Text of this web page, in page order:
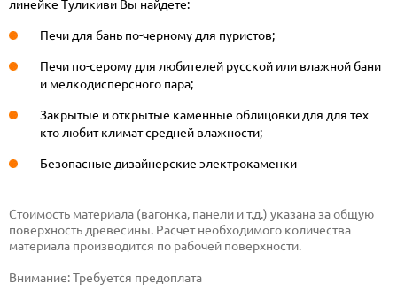
линейке Туликиви Вы найдете:
Печи для бань по-черному для пуристов;
Печи по-серому для любителей русской или влажной бани
и мелкодисперсного пара;
Закрытые и открытые каменные облицовки для для тех
кто любит климат средней влажности;
Безопасные дизайнерские электрокаменки
Стоимость материала (вагонка, панели и т.д.) указана за общую
поверхность древесины. Расчет необходимого количества
материала производится по рабочей поверхности.
Внимание:Требуется предоплата